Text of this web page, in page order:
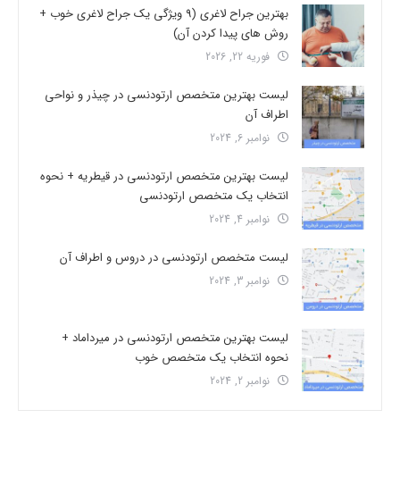
بهترین جراح لاغری (9 ویژگی یک جراح لاغری خوب +
روش های پیدا کردن آن)
فوریه 22, 2026
لیست بهترین متخصص ارتودنسی در چیذر و نواحی
اطراف آن
نوامبر 6, 2024
لیست بهترین متخصص ارتودنسی در قیطریه + نحوه
انتخاب یک متخصص ارتودنسی
نوامبر 4, 2024
لیست متخصص ارتودنسی در دروس و اطراف آن
نوامبر 3, 2024
لیست بهترین متخصص ارتودنسی در میرداماد +
نحوه انتخاب یک متخصص خوب
نوامبر 2, 2024